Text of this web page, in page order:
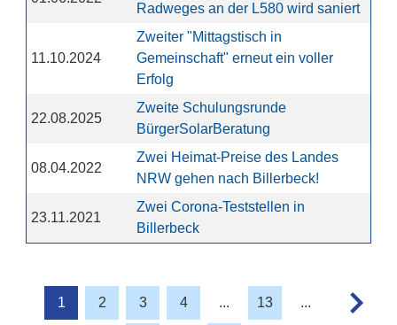
Radweges an der L580 wird saniert
11.10.2024
Zweiter "Mittagstisch in
Gemeinschaft" erneut ein voller
Erfolg
22.08.2025
Zweite Schulungsrunde
BürgerSolarBeratung
08.04.2022
Zwei Heimat-Preise des Landes
NRW gehen nach Billerbeck!
23.11.2021
Zwei Corona-Teststellen in
Billerbeck
1 2 3 4 ... 13 ...